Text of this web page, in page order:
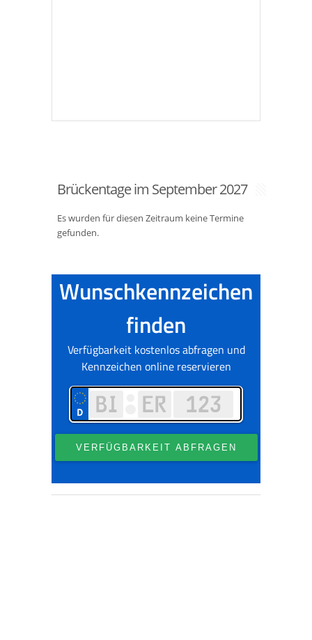
Brückentage im September 2027
Es wurden für diesen Zeitraum keine Termine
gefunden.